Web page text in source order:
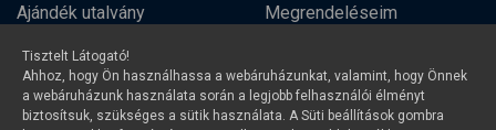
Ajándék utalvány
Megrendeléseim
Tisztelt Látogató!
Ahhoz, hogy Ön használhassa a webáruházunkat, valamint, hogy Önnek
a webáruházunk használata során a legjobb felhasználói élményt
biztosítsuk, szükséges a sütik használata. A Süti beállítások gombra